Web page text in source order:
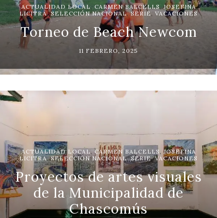
ACTUALIDAD LOCAL,CARMEN BALCELLS,JOSEFINA
LICITRA,SELECCIÓN NACIONAL,SERIE , VACACIONES
Torneo de Beach Newcom
11 FEBRERO, 2025
ACTUALIDAD LOCAL , CARMEN BALCELLS ,JOSEFINA
LICITRA,SELECCIÓN NACIONAL,SERIE,VACACIONES
Proyectos de artes visuales
de la Municipalidad de
Chascomús